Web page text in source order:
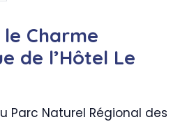
Charme
de l’Hôtel Le
Parc Naturel Régional des